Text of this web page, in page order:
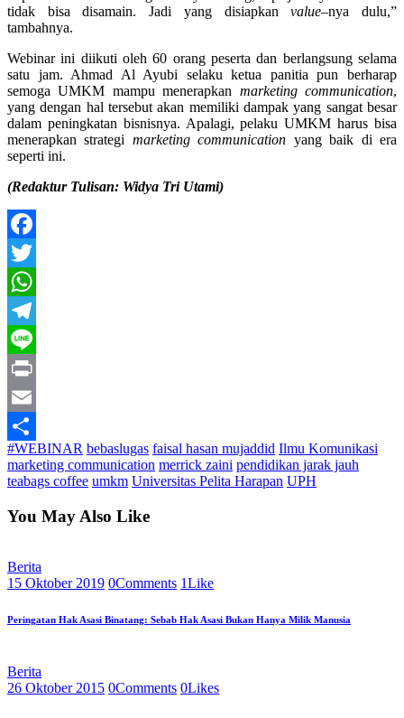
tidak bisa disamain. Jadi yang disiapkanvalue–nya dulu,”
tambahnya.
Webinar ini diikuti oleh 60 orang peserta dan berlangsung selama
satu jam. Ahmad Al Ayubi selaku ketua panitia pun berharap
semoga UMKM mampu menerapkan marketing communication,
yang dengan hal tersebut akan memiliki dampak yang sangat besar
dalam peningkatan bisnisnya. Apalagi, pelaku UMKM harus bisa
menerapkan strategi marketingcommunication yang baik di era
seperti ini.
(Redaktur Tulisan: Widya Tri Utami)
Facebook
Twitter
WhatsApp
Telegram
Line
Print
Email
Share
#WEBINAR bebaslugas faisal hasan mujaddid Ilmu Komunikasi
marketing communication merrick zaini pendidikan jarak jauh
teabags coffee umkm Universitas Pelita Harapan UPH
You May Also Like
Berita
15 Oktober 2019 0Comments 1Like
Peringatan Hak Asasi Binatang: Sebab Hak Asasi Bukan Hanya Milik Manusia
Berita
26 Oktober 2015 0Comments 0Likes